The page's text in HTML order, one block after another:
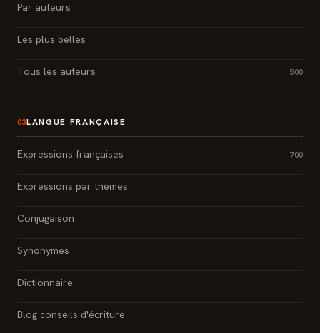
Par auteurs
Les plus belles
Tous les auteurs 500
03LANGUE FRANÇAISE
Expressions françaises 700
Expressions par thèmes
Conjugaison
Synonymes
Dictionnaire
Blog conseils d'écriture